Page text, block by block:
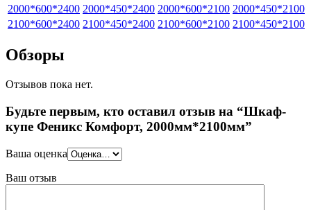
2000*600*2400 2000*450*2400 2000*600*2100 2000*450*2100
2100*600*2400 2100*450*2400 2100*600*2100 2100*450*2100
Обзоры
Отзывов пока нет.
Будьте первым, кто оставил отзыв на “Шкаф-
купе Феникс Комфорт, 2000мм*2100мм”
Ваша оценка
Ваш отзыв